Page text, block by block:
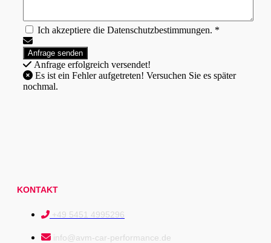
Ich akzeptiere die Datenschutzbestimmungen. *
Anfrage erfolgreich versendet!
nochmal.
KONTAKT
+49 5451 4995296
info@avm-car-performance.de